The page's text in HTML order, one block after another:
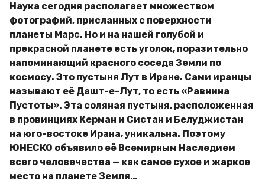
Наука сегодня располагает множеством
фотографий, присланных с поверхности
планеты Марс. Но и на нашей голубой и
прекрасной планете есть уголок, поразительно
напоминающий красного соседа Земли по
космосу. Это пустыня Лут в Иране. Сами иранцы
называют её Дашт-е-Лут, то есть «Равнина
Пустоты». Эта соляная пустыня, расположенная
в провинциях Керман и Систан и Белуджистан
на юго-востоке Ирана, уникальна. Поэтому
ЮНЕСКО объявило её Всемирным Наследием
всего человечества — как самое сухое и жаркое
место на планете Земля…